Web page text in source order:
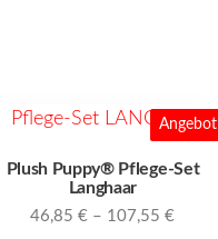
Angebot
Plush Puppy® Pflege-Set
Langhaar
46,85€ – 107,55€